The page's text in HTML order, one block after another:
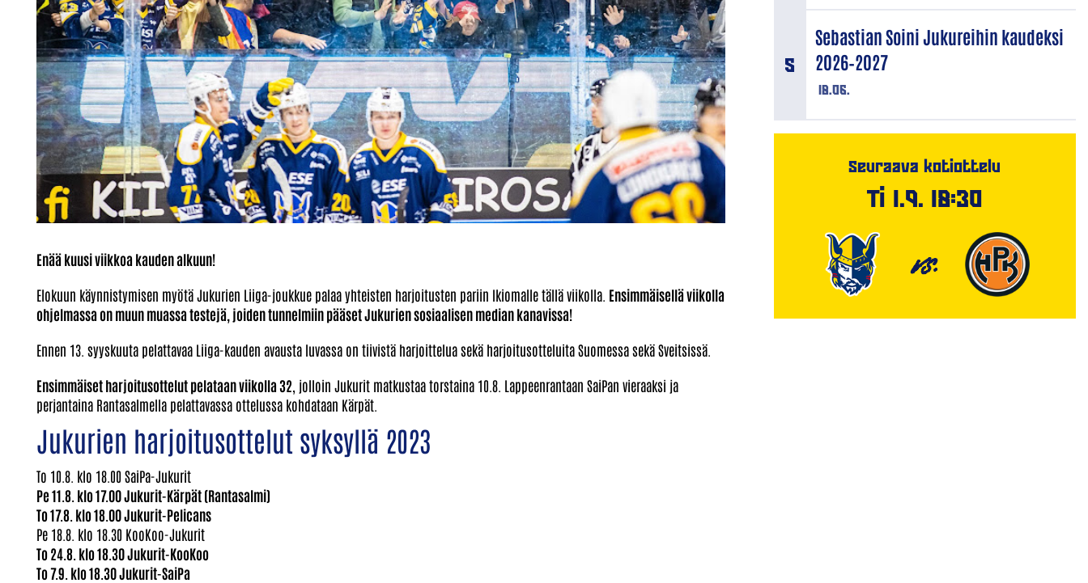
Enää kuusi viikkoa kauden alkuun!
Elokuun käynnistymisen myötä Jukurien Liiga-joukkue palaa yhteisten harjoitusten pariin Ikiomalle tällä viikolla. Ensimmäisellä viikolla
ohjelmassa on muun muassa testejä, joiden tunnelmiin pääset Jukurien sosiaalisen median kanavissa!
Ennen 13. syyskuuta pelattavaa Liiga-kauden avausta luvassa on tiivistä harjoittelua sekä harjoitusotteluita Suomessa sekä Sveitsissä.
Ensimmäiset harjoitusottelut pelataan viikolla 32 , jolloin Jukurit matkustaa torstaina 10.8. Lappeenrantaan SaiPan vieraaksi ja
perjantaina Rantasalmella pelattavassa ottelussa kohdataan Kärpät.
Jukurien harjoitusottelut syksyllä 2023
To 10.8. klo 18.00 SaiPa-Jukurit
Pe 11.8. klo 17.00 Jukurit-Kärpät (Rantasalmi)
To 17.8. klo 18.00 Jukurit-Pelicans
Pe 18.8. klo 18.30 KooKoo-Jukurit
To 24.8. klo 18.30 Jukurit-KooKoo
To 7.9. klo 18.30 Jukurit-SaiPa
18.06.
Sebastian Soini Jukureihin kaudeksi
2026–2027
Seuraava kotiottelu
Ti 1.9. 18:30
VS.